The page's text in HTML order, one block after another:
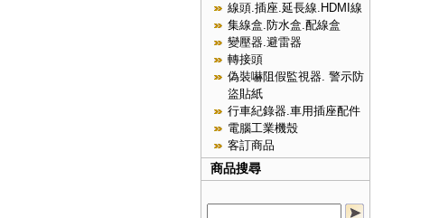
線頭.插座.延長線.HDMI線
集線盒.防水盒.配線盒
變壓器.避雷器
轉接頭
偽裝嚇阻假監視器. 警示防
盜貼紙
行車紀錄器.車用插座配件
電腦工業機殼
客訂商品
商品搜尋